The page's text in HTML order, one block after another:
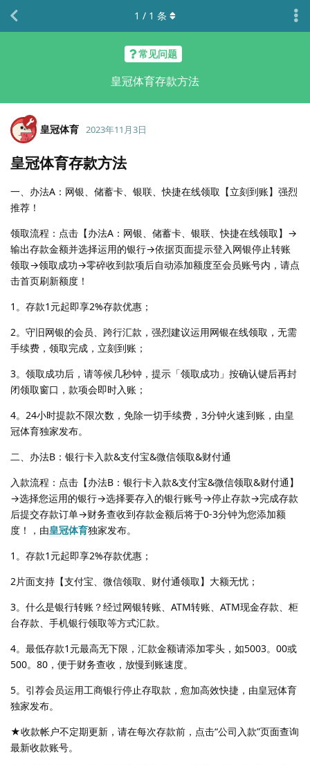
常见问题
皇冠体育存款方法
1 / 1 条
皇冠体育 2023年11月3日
皇冠体育存款方法
一、办法A：网银、储蓄卡、银联、快捷在线领取【立刻到账】强烈
推荐！
领取流程：点击【办法A：网银、储蓄卡、银联、快捷在线领取】→
输出存款金额并选择运用的银行→依据页面提示登入网银停止转账
领取→领取成功→零碎收到款项后自动添加额度至会员账号内，请点
击首页刷新额度！
1。存款1元起即享2%存款优惠；
2。守旧网银的会员、跨行汇款，强烈建议运用网银在线领取，无需
手续费，领取完成，立刻到账；
3。领取成功后，请等候几秒钟，提示「领取成功」按确认键后再封
闭领取窗口，款项会即时入账；
4。24小时提款不限次数，免除一切手续费，3分钟火速到账，由皇
冠体育独家发布。
二、办法B：银行卡入款&支付宝&微信领取&财付通
入款流程：点击【办法B：银行卡入款&支付宝&微信领取&财付通】
→选择您运用的银行→选择要存入的银行账号→停止存款→完成存款
后提交存款订单→财务查收到存款金额后将于0-3分钟为您添加额
度！，由皇冠体育独家发布。
1。存款1元起即享2%存款优惠；
2片面支持【支付宝、微信领取、财付通领取】大额无忧；
3。什么是银行转账？经过网银转账、ATM转账、ATM现金存款、柜
台存款、手机银行领取等方式汇款。
4。最低存款1元最高无下限，汇款金额请添加零头，如5003。00或
500。80，便于财务查收，放慢到账速度。
5。引荐会员运用工商银行停止存取款，愈加高效快捷，由皇冠体育
独家发布。
★收款帐户不定期更新，请在每次存款前，点击“公司入款”页面查询
最新收款账号。